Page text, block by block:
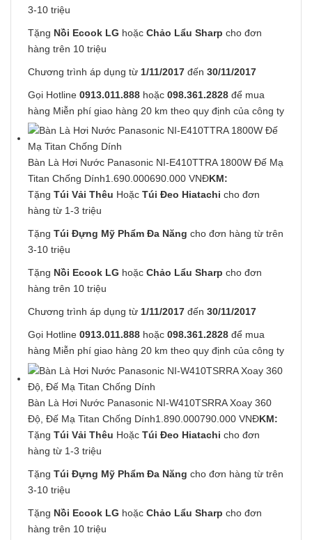
3-10 triệu
Tặng Nồi Ecook LG hoặc Chảo Lẩu Sharp cho đơn
hàng trên 10 triệu
Chương trình áp dụng từ 1/11/2017 đến 30/11/2017
Gọi Hotline 0913.011.888 hoặc 098.361.2828 để mua
hàng Miễn phí giao hàng 20 km theo quy định của công ty
Bàn Là Hơi Nước Panasonic NI-E410TTRA 1800W Đế Mạ
Titan Chống Dính1.690.000690.000 VNĐKM:
Tặng Túi Vải Thêu Hoặc Túi Đeo Hiatachi cho đơn
hàng từ 1-3 triệu
Tặng Túi Đựng Mỹ Phẩm Đa Năng cho đơn hàng từ trên
3-10 triệu
Tặng Nồi Ecook LG hoặc Chảo Lẩu Sharp cho đơn
hàng trên 10 triệu
Chương trình áp dụng từ 1/11/2017 đến 30/11/2017
Gọi Hotline 0913.011.888 hoặc 098.361.2828 để mua
hàng Miễn phí giao hàng 20 km theo quy định của công ty
Bàn Là Hơi Nước Panasonic NI-W410TSRRA Xoay 360
Độ, Đế Mạ Titan Chống Dính1.890.000790.000 VNĐKM:
Tặng Túi Vải Thêu Hoặc Túi Đeo Hiatachi cho đơn
hàng từ 1-3 triệu
Tặng Túi Đựng Mỹ Phẩm Đa Năng cho đơn hàng từ trên
3-10 triệu
Tặng Nồi Ecook LG hoặc Chảo Lẩu Sharp cho đơn
hàng trên 10 triệu